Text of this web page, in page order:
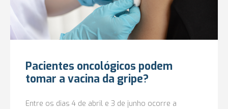
Pacientes oncológicos podem
tomar a vacina da gripe?
Entre os dias 4 de abril e 3 de junho ocorre a